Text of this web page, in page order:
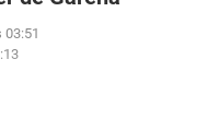
03:51